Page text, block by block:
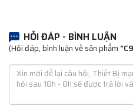
HỎI ĐÁP - BÌNH LUẬN
(Hỏi đáp, bình luận về sản phẩm